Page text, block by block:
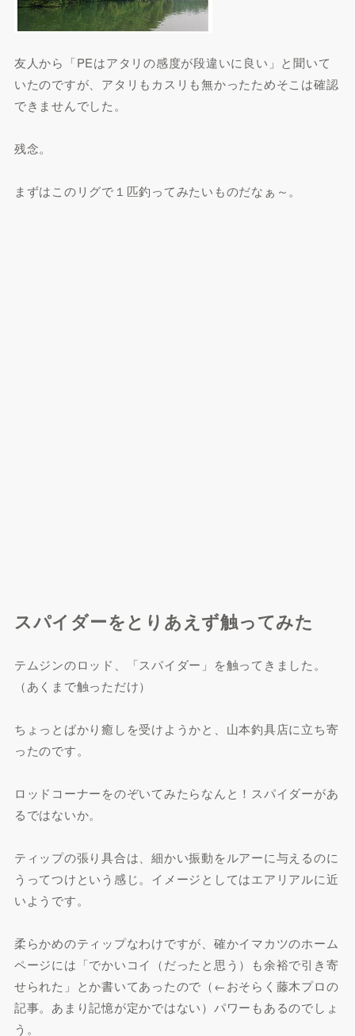
友人から「PEはアタリの感度が段違いに良い」と聞いて
いたのですが、アタリもカスリも無かったためそこは確認
できませんでした。
残念。
まずはこのリグで１匹釣ってみたいものだなぁ～。
スパイダーをとりあえず触ってみた
テムジンのロッド、「スパイダー」を触ってきました。
（あくまで触っただけ）
ちょっとばかり癒しを受けようかと、山本釣具店に立ち寄
ったのです。
ロッドコーナーをのぞいてみたらなんと！スパイダーがあ
るではないか。
ティップの張り具合は、細かい振動をルアーに与えるのに
うってつけという感じ。イメージとしてはエアリアルに近
いようです。
柔らかめのティップなわけですが、確かイマカツのホーム
ページには「でかいコイ（だったと思う）も余裕で引き寄
せられた」とか書いてあったので（←おそらく藤木プロの
記事。あまり記憶が定かではない）パワーもあるのでしょ
う。